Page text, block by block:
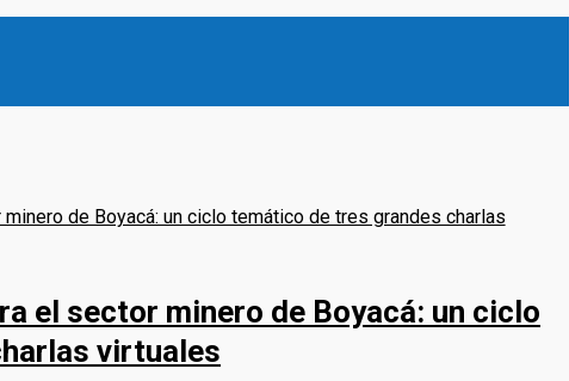
el sector minero de Boyacá: un ciclo
virtuales